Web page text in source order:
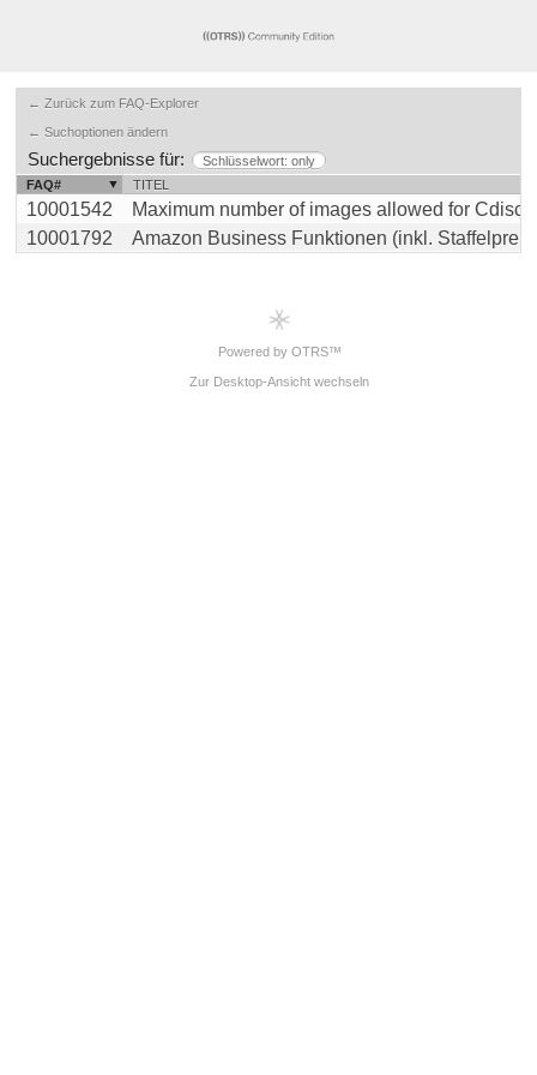
← Zurück zum FAQ-Explorer
← Suchoptionen ändern
Suchergebnisse für:
Schlüsselwort: only
FAQ#
TITEL
10001542
Maximum number of images allowed for
10001792
Amazon Business Funktionen (inkl.
Powered by OTRS™
Zur Desktop-Ansicht wechseln